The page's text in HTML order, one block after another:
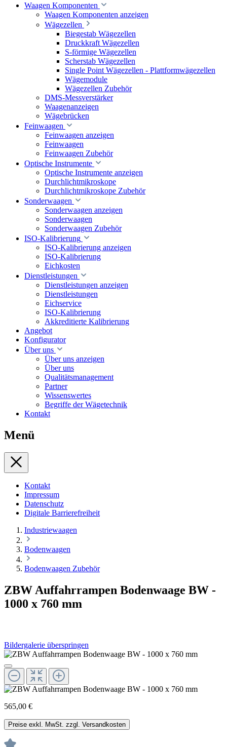
Waagen Komponenten
Waagen Komponenten anzeigen
Wägezellen
Biegestab Wägezellen
Druckkraft Wägezellen
S-förmige Wägezellen
Scherstab Wägezellen
Single Point Wägezellen - Plattformwägezellen
Wägemodule
Wägezellen Zubehör
DMS-Messverstärker
Waagenanzeigen
Wägebrücken
Feinwaagen
Feinwaagen anzeigen
Feinwaagen
Feinwaagen Zubehör
Optische Instrumente
Optische Instrumente anzeigen
Durchlichtmikroskope
Durchlichtmikroskope Zubehör
Sonderwaagen
Sonderwaagen anzeigen
Sonderwaagen
Sonderwaagen Zubehör
ISO-Kalibrierung
ISO-Kalibrierung anzeigen
ISO-Kalibrierung
Eichkosten
Dienstleistungen
Dienstleistungen anzeigen
Dienstleistungen
Eichservice
ISO-Kalibrierung
Akkreditierte Kalibrierung
Angebot
Konfigurator
Über uns
Über uns anzeigen
Über uns
Qualitätsmanagement
Partner
Wissenswertes
Begriffe der Wägetechnik
Kontakt
Menü
Kontakt
Impressum
Datenschutz
Digitale Barrierefreiheit
Industriewaagen
Bodenwaagen
Bodenwaagen Zubehör
ZBW Auffahrrampen Bodenwaage BW -
1000 x 760 mm
Bildergalerie überspringen
565,00 €
Preise exkl. MwSt. zzgl. Versandkosten